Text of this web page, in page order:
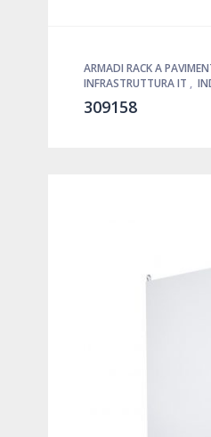
ARMADI RACK A
INFRASTRUTTURA IT ,
309158